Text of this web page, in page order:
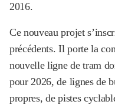
2016.
Ce nouveau projet
précédents. Il porte la
nouvelle ligne de tram
pour 2026, de lignes de
propres, de pistes